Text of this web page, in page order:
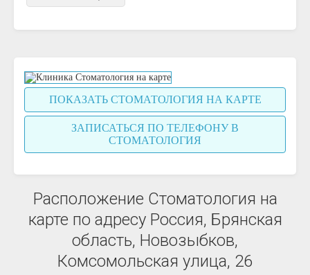
ПОКАЗАТЬ СТОМАТОЛОГИЯ НА КАРТЕ
ЗАПИСАТЬСЯ ПО ТЕЛЕФОНУ В
СТОМАТОЛОГИЯ
Расположение Стоматология на
карте по адресу Россия, Брянская
область, Новозыбков,
Комсомольская улица, 26